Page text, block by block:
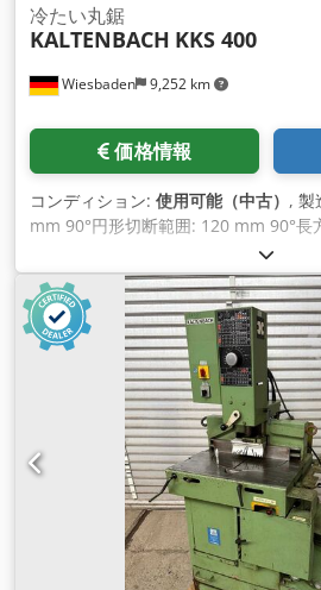
Wiesbaden 9,252 km
冷たい丸鋸
KALTENBACH KKS 400
価格情報
コンディション: 使用可能（中古） , 製
mm 90°円形切断範囲: 120 mm 90°長
80 mm 45°長方形での切断範囲: 150
17, 26 m/min Dcodpfotp Hgtjx Ac Ijk
1.7/2.2/2.6 kW 所要スペース: 1050 x
約850 kg